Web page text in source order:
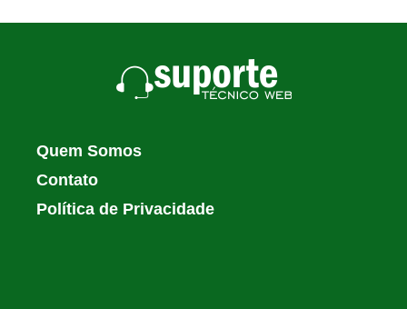
Quem Somos
Contato
Política de Privacidade